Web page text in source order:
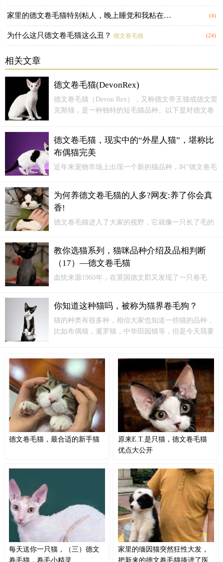
家里的德文卷毛猫特别粘人，晚上睡觉和我粘在一起，一直咕噜咕噜睡不着怎么办？ (4)
为什么这只德文卷毛猫这么丑？ 德文卷毛猫 (24)
相关文章
德文卷毛猫(DevonRex)
德文卷毛猫（Devon Rex），又称德文帝王猫或德文雷
克斯猫，是一种独特的短毛猫品种。以下是对德文卷
近被发现的。
德文卷毛猫，现实中的“外星人猫”，堪称比
布偶猫完美
近年来宠物市场上出现一个新的猫品种，叫“德文卷毛
称它比布偶猫完美，那么我们今天就来了解一下这
位“外星人猫”。
为何养德文卷毛猫的人多?网友:养了你会真
香!
德文卷毛猫进入了大家的视野，它就像一只长了毛的
养“德文卷毛猫”的人多？“优秀的陪伴猫”德文卷毛猫
是一只安静乖巧的猫咪...
教你选猫系列，猫咪品种介绍及品相判断
（17）—德文卷毛猫
血统来源1960年，在英国德文郡又发现了一只卷毛
系。但是用它们交配生的都是直毛的猫，这就证明德
文猫和柯尼斯猫是两种不同基因形成的。
你知道这种猫吗，被称为猫界卷毛狗？
猫的种类有很多种，相信大家也知道一些猫的品种，
比如布偶猫，暹罗猫，中华田园猫等，但是今天我要
代，这种猫就是德文卷毛猫。
德文卷毛猫，最合适的新手猫
猫咪，那么德文卷毛猫可能正是你
的理想选择。它们是一种来自英国
的独特品种，以其柔软卷曲的被毛
和温和的性格而备受喜爱。德文卷
毛猫的生理特征十分独特。
原来E.T.是只猫，德文卷毛猫
优点大公开
星人E.T.》塑造了电影史上最经典
的外星生物形象之一，但是你能想
到荧幕上这个可爱搞怪的外星人
E.T.原型其实是一直猫吗？电影
《外星人E.T.》海报E. T.的原型正
是原产自英国的德文卷毛猫，这个
大眼睛小短脸的小家伙又叫德文帝
王猫。
每天送你一只猫，（三）德文
卷毛猫，卷毛小精灵
家里的缅因猫突然狂性大发，
把新来的德文卷毛猫揍进了医